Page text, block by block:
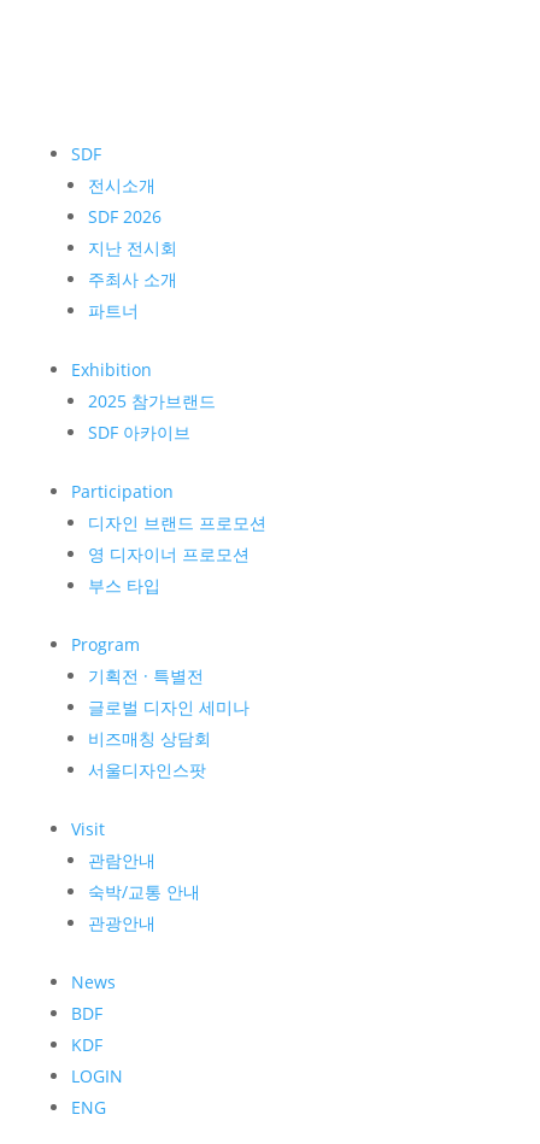
SDF
전시소개
SDF 2026
지난 전시회
주최사 소개
파트너
Exhibition
2025 참가브랜드
SDF 아카이브
Participation
디자인 브랜드 프로모션
영 디자이너 프로모션
부스 타입
Program
기획전 · 특별전
글로벌 디자인 세미나
비즈매칭 상담회
서울디자인스팟
Visit
관람안내
숙박/교통 안내
관광안내
News
BDF
KDF
LOGIN
ENG